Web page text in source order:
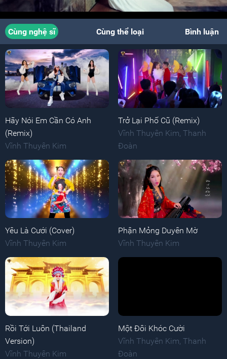
Cùng nghệ sĩ Cùng thể loại Bình luận
Hãy Nói Em Cần Có Anh
(Remix)
Vĩnh Thuyên Kim
Trở Lại Phố Cũ (Remix)
Vĩnh Thuyên Kim Thanh
Đoàn
Yêu Là Cưới (Cover)
Vĩnh Thuyên Kim
Phận Mỏng Duyên Mờ
Vĩnh Thuyên Kim
Rồi Tới Luôn (Thailand
Version)
Vĩnh Thuyên Kim
Một Đôi Khóc Cười
Vĩnh Thuyên Kim Thanh
Đoàn